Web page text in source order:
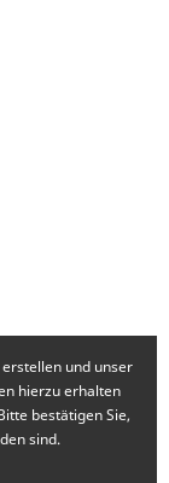
und unser
hierzu erhalten
bestätigen Sie,
sind.